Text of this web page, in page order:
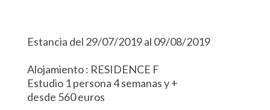
Estancia del 29/07/2019 al 09/08/2019
Alojamiento : RESIDENCE F
Estudio 1 persona 4 semanas y +
desde 560 euros